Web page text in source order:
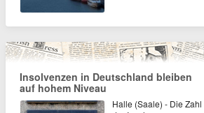
Insolvenzen in Deutschland bleiben
auf hohem Niveau
Halle (Saale) - Die Zahl